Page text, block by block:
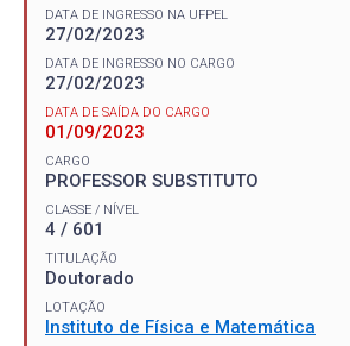
DATA DE INGRESSO NA UFPEL
27/02/2023
DATA DE INGRESSO NO CARGO
27/02/2023
DATA DE SAÍDA DO CARGO
01/09/2023
CARGO
PROFESSOR SUBSTITUTO
CLASSE / NÍVEL
4 / 601
TITULAÇÃO
Doutorado
LOTAÇÃO
Instituto de Física e Matemática